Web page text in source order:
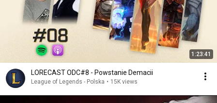
1:23:41
LORECAST ODC#8 - Powstanie Demacii
League of Legends - Polska • 15K views